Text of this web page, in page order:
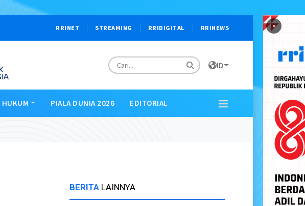
×
RRINET STREAMING RRIDIGITAL RRINEWS
ID
HUKUM PIALA DUNIA 2026 EDITORIAL
BERITA LAINNYA